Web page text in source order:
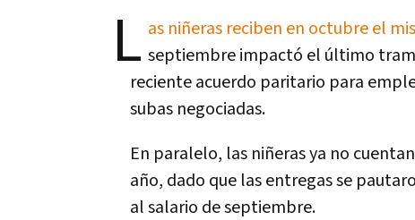
L as niñeras reciben en octubre el
septiembre impactó el último
reciente acuerdo paritario para
subas negociadas.
En paralelo, las niñeras ya no
año, dado que las entregas se
al salario de septiembre.